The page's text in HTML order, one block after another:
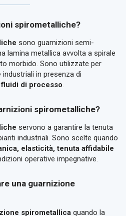
spirometalliche?
sono guarnizioni semi-
lamina metallica avvolta a spirale
morbido. Sono utilizzate per
in presenza di
di processo.
spirometalliche?
servono a garantire la tenuta
industriali. Sono scelte quando
elasticità, tenuta affidabile
operative impegnative.
una guarnizione
spirometallica quando la